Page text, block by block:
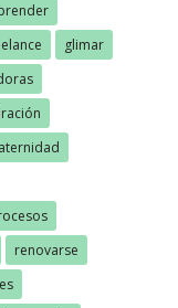
glimar
renovarse